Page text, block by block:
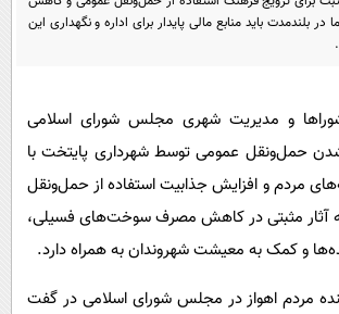
سرگرمی
حوادث
سلامت
فرهنگی
بین الملل
پیامک
دانلود
در بلندمدت باید منابع مالی پایدار برای اداره و نگهداری این
و مدیریت شهری مجلس شورای اسلامی
شدن حمل‌ونقل عمومی توسط شهرداری پایتخت با
مردم و افزایش جذابیت استفاده از حمل‌ونقل
آثار مثبتی در کاهش مصرف سوخت‌های فسیلی،
و کمک به معیشت شهروندان به همراه دارد.
مردم اهواز در مجلس شورای اسلامی در گفت